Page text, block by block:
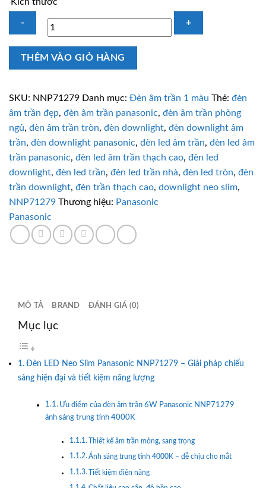
Kích thước
NNP71279
Neo
PANASONIC
6W
trung
tính
số
lượng
THÊM VÀO GIỎ HÀNG
SKU: NNP71279 Danh mục: Đèn âm trần 1 màu Thẻ: đèn
âm trần đẹp, đèn âm trần panasonic, đèn âm trần phòng
ngủ, đèn âm trần tròn, đèn downlight, đèn downlight âm
trần, đèn downlight panasonic, đèn led âm trần, đèn led âm
trần panasonic, đèn led âm trần thạch cao, đèn led
downlight, đèn led trần, đèn led trần nhà, đèn led tròn, đèn
trần downlight, đèn trần thạch cao, downlight neo slim,
NNP71279 Thương hiệu: Panasonic
Panasonic
MÔ TẢ BRAND ĐÁNH GIÁ (0)
Mục lục
Đèn LED Neo Slim Panasonic NNP71279 – Giải pháp chiếu
sáng hiện đại và tiết kiệm năng lượng
Ưu điểm của đèn âm trần 6W Panasonic NNP71279
ánh sáng trung tính 4000K
Thiết kế âm trần mỏng, sang trọng
Ánh sáng trung tính 4000K – dễ chịu cho mắt
Tiết kiệm điện năng